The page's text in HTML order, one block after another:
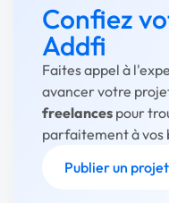
Confiez
Addfi
Faites appel à
avancer votre
freelances pour
parfaitement à vos
Publier un projet